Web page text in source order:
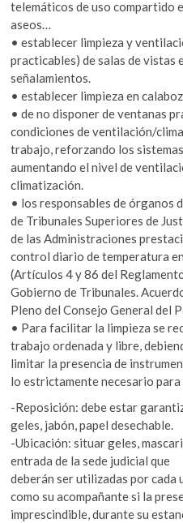
telemáticos de uso compartido
aseos…
• establecer limpieza y
practicables) de salas de vistas
señalamientos.
• establecer limpieza en
• de no disponer de ventanas
condiciones de ventilación/
trabajo, reforzando los
aumentando el nivel de
climatización.
• los responsables de órganos
de Tribunales Superiores de
de las Administraciones
control diario de temperatura
(Artículos 4 y 86 del
Gobierno de Tribunales.
Pleno del Consejo General del
• Para facilitar la limpieza se
trabajo ordenada y libre,
limitar la presencia de
lo estrictamente necesario
-Reposición: debe estar
geles, jabón, papel desechable.
-Ubicación: situar geles,
entrada de la sede judicial que
deberán ser utilizadas por
como su acompañante si la
imprescindible, durante su